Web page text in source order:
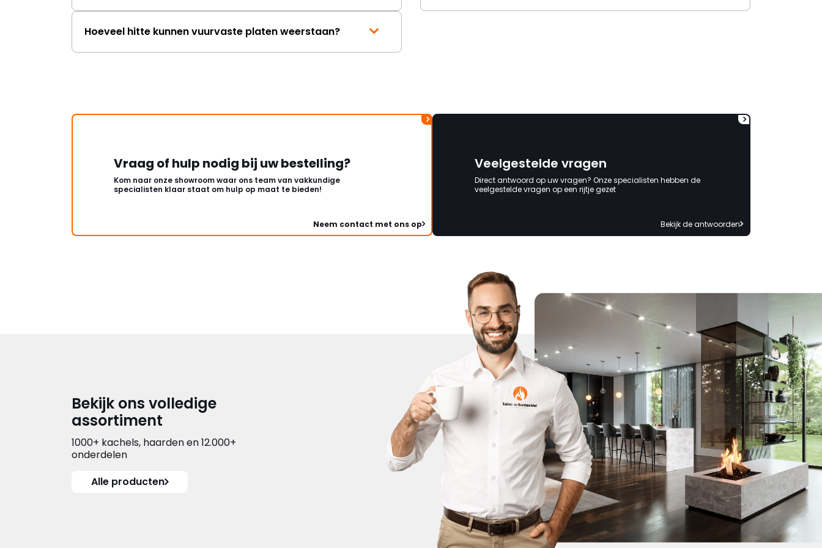
gemaakt bij Kachels en
maken. Jammer dat
of mijzelf wordt neergelegd. "
Hoeveel hitte kunnen vuurvaste platen weerstaan?
Vraag of hulp nodig bij uw bestelling?
Kom naar onze showroom waar ons team van vakkundige
specialisten klaar staat om hulp op maat te bieden!
Neem contact met ons op
Veelgestelde vragen
Direct antwoord op uw vragen? Onze specialisten hebben de
veelgestelde vragen op een rijtje gezet
Bekijk de antwoorden
Bekijk ons volledige
assortiment
1000+ kachels, haarden en 12.000+
onderdelen
Alle producten